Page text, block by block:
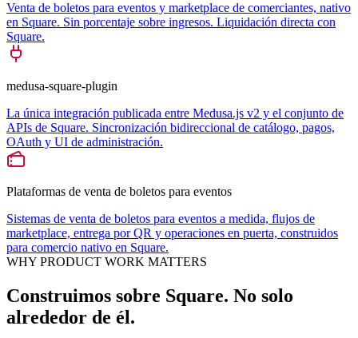
Venta de boletos para eventos y marketplace de comerciantes, nativo
en Square. Sin porcentaje sobre ingresos. Liquidación directa con
Square.
medusa-square-plugin
La única integración publicada entre Medusa.js v2 y el conjunto de
APIs de Square. Sincronización bidireccional de catálogo, pagos,
OAuth y UI de administración.
Plataformas de venta de boletos para eventos
Sistemas de venta de boletos para eventos a medida, flujos de
marketplace, entrega por QR y operaciones en puerta, construidos
para comercio nativo en Square.
WHY PRODUCT WORK MATTERS
Construimos sobre Square. No solo
alrededor de él.